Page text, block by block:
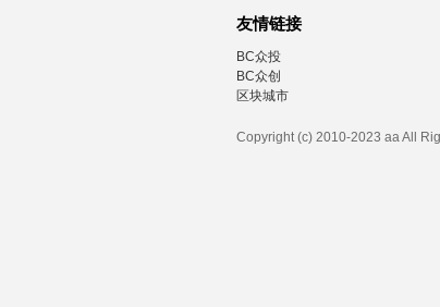
友情链接
BC众投
BC众创
区块城市
Copyright (c) 2010-2023 aa All